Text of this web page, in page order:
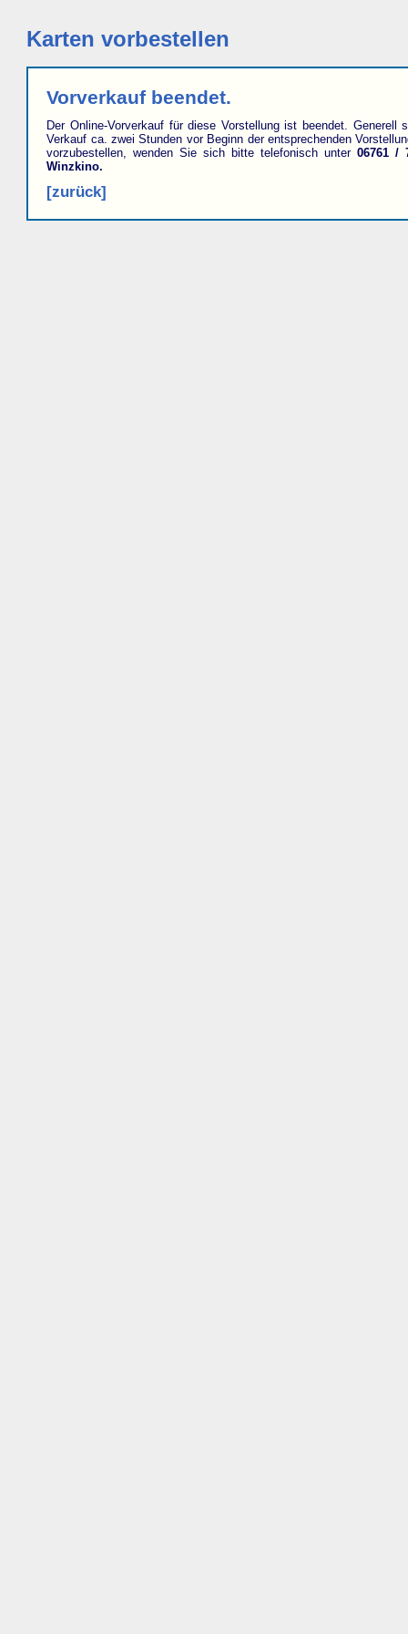
Karten vorbestellen
Vorverkauf beendet.
Der Online-Vorverkauf für diese Vorstellung ist beendet. Generell
Verkauf ca. zwei Stunden vor Beginn der entsprechenden
vorzubestellen, wenden Sie sich bitte telefonisch unter06761 /
Winzkino.
[zurück]